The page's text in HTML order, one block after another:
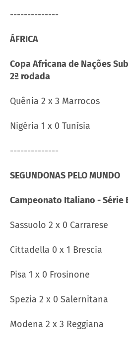
--------------
ÁFRICA
Copa Africana de Nações
2ª rodada
Quênia 2 x 3 Marrocos
Nigéria 1 x 0 Tunísia
--------------
SEGUNDONAS PELO MUNDO
Campeonato Italiano - Série
Sassuolo 2 x 0 Carrarese
Cittadella 0 x 1 Brescia
Pisa 1 x 0 Frosinone
Spezia 2 x 0 Salernitana
Modena 2 x 3 Reggiana